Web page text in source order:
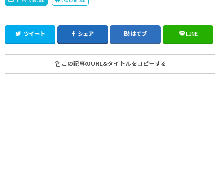
ツイート シェア はてブ LINE
この記事のURL&タイトルをコピーする